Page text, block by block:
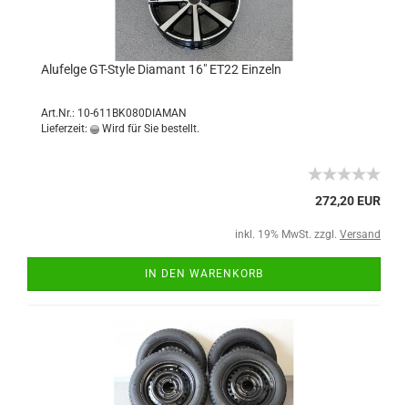
Alufelge GT-Style Diamant 16" ET22 Einzeln
Art.Nr.: 10-611BK080DIAMAN
Lieferzeit:
Wird für Sie bestellt.
272,20 EUR
inkl. 19% MwSt. zzgl. Versand
IN DEN WARENKORB